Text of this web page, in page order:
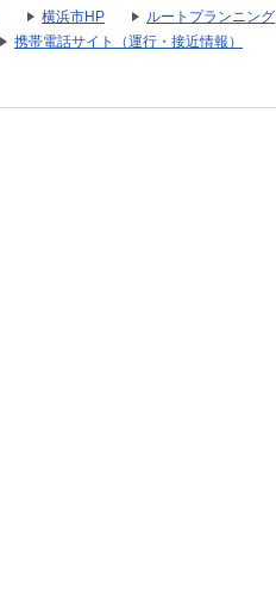
横浜市HP ルートプランニング
携帯電話サイト（運行・接近情報）